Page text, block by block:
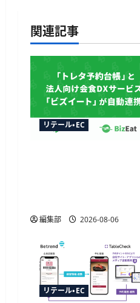
シ
ョ
関連記事
リテール・EC
編集部 2026-08-06
リテール・EC